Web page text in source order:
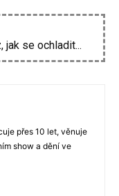
se ochladit...
pouhé tři...
přes 10 let, věnuje
show a dění ve